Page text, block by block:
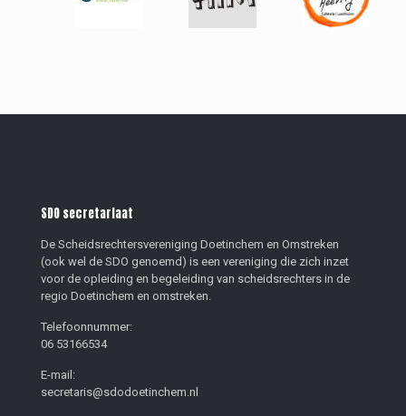
SDO secretariaat
De Scheidsrechtersvereniging Doetinchem en Omstreken
(ook wel de SDO genoemd) is een vereniging die zich inzet
voor de opleiding en begeleiding van scheidsrechters in de
regio Doetinchem en omstreken.
Telefoonnummer:
06 53166534
E-mail:
secretaris@sdodoetinchem.nl